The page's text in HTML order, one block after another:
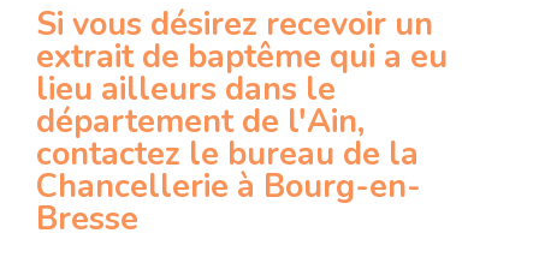
Si vous désirez recevoir un
extrait de baptême qui a eu
lieu ailleurs dans le
département de l'Ain,
contactez le bureau de la
Chancellerie à Bourg-en-
Bresse